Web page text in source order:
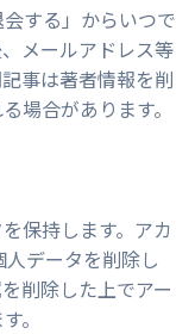
する」からいつで
メールアドレス等
事は著者情報を削
場合があります。
保持します。アカ
データを削除し
削除した上でアー
。